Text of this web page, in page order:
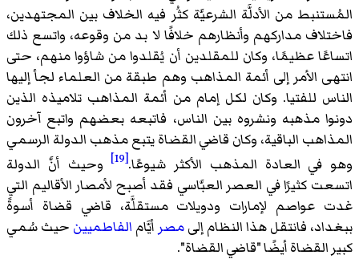
المُستنبط من الأدلَّة الشرعيَّة كثُر فيه الخلاف بين المجتهدين،
فاختلاف مداركهم وأنظارهم خلافًا لا بد من وقوعه، واتسع ذلك
اتساعًا عظيمًا، وكان للمقلدين أن يُقلدوا من شاؤوا منهم، حتى
انتهى الأمر إلى أئمة المذاهب وهم طبقة من العلماء لجأ إليها
الناس للفتيا. وكان لكل إمام من أئمة المذاهب تلاميذه الذين
دونوا مذهبه ونشروه بين الناس، فاتبعه بعضهم واتبع آخرون
المذاهب الباقية، وكان قاضي القضاة يتبع مذهب الدولة الرسمي
وهو في العادة المذهب الأكثر شيوعًا.[19]
وحيث أنَّ الدولة
اتسعت كثيرًا في العصر العبَّاسي فقد أصبح لأمصار الأقاليم التي
غدت عواصم لإمارات ودويلات مستقلَّة، قاضي قضاة أسوةً
ببغداد، فانتقل هذا النظام إلىمصر أيَّام الفاطميين حيث سُمي
كبير القضاة أيضًا "قاضي القضاة".